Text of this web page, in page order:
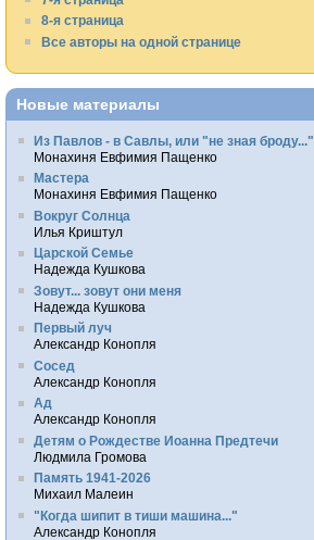
8-я страница
Все авторы на одной странице
Новые материалы
Из Павлов - в Савлы, или "не зная броду..."
Монахиня Евфимия Пащенко
Мастера
Монахиня Евфимия Пащенко
Вокруг Солнца
Илья Криштул
Царской Семье
Надежда Кушкова
Зовут... зовут они меня
Надежда Кушкова
Первый луч
Александр Конопля
Сосед
Александр Конопля
Ад
Александр Конопля
Детям о Рождестве Иоанна Предтечи
Людмила Громова
Память 1941-2026
Михаил Малеин
"Когда шипит в тиши машина..."
Александр Конопля